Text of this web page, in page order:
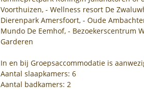
Voorthuizen, - Wellness resort De
Dierenpark Amersfoort, - Oude
Mundo De Eemhof, - Bezoekerscentrum
Garderen
In en bij Groepsaccommodatie is
Aantal slaapkamers: 6
Aantal badkamers: 2